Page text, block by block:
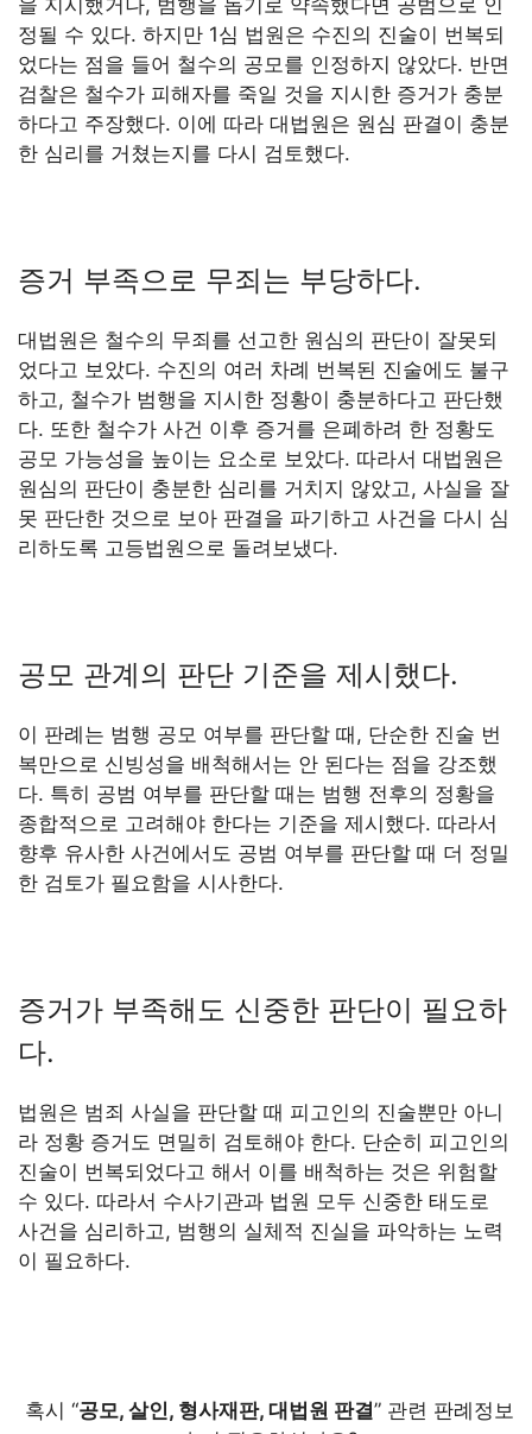
을 지시했거나, 범행을 돕기로 약속했다면 공범으로 인
정될 수 있다. 하지만 1심 법원은 수진의 진술이 번복되
었다는 점을 들어 철수의 공모를 인정하지 않았다. 반면
검찰은 철수가 피해자를 죽일 것을 지시한 증거가 충분
하다고 주장했다. 이에 따라 대법원은 원심 판결이 충분
한 심리를 거쳤는지를 다시 검토했다.
증거 부족으로 무죄는 부당하다.
대법원은 철수의 무죄를 선고한 원심의 판단이 잘못되
었다고 보았다. 수진의 여러 차례 번복된 진술에도 불구
하고, 철수가 범행을 지시한 정황이 충분하다고 판단했
다. 또한 철수가 사건 이후 증거를 은폐하려 한 정황도
공모 가능성을 높이는 요소로 보았다. 따라서 대법원은
원심의 판단이 충분한 심리를 거치지 않았고, 사실을 잘
못 판단한 것으로 보아 판결을 파기하고 사건을 다시 심
리하도록 고등법원으로 돌려보냈다.
공모 관계의 판단 기준을 제시했다.
이 판례는 범행 공모 여부를 판단할 때, 단순한 진술 번
복만으로 신빙성을 배척해서는 안 된다는 점을 강조했
다. 특히 공범 여부를 판단할 때는 범행 전후의 정황을
종합적으로 고려해야 한다는 기준을 제시했다. 따라서
향후 유사한 사건에서도 공범 여부를 판단할 때 더 정밀
한 검토가 필요함을 시사한다.
증거가 부족해도 신중한 판단이 필요하
다.
법원은 범죄 사실을 판단할 때 피고인의 진술뿐만 아니
라 정황 증거도 면밀히 검토해야 한다. 단순히 피고인의
진술이 번복되었다고 해서 이를 배척하는 것은 위험할
수 있다. 따라서 수사기관과 법원 모두 신중한 태도로
사건을 심리하고, 범행의 실체적 진실을 파악하는 노력
이 필요하다.
혹시 “공모, 살인, 형사재판, 대법원 판결” 관련 판례정보